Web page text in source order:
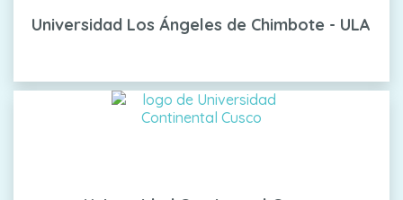
Universidad Los Ángeles de Chimbote - ULA